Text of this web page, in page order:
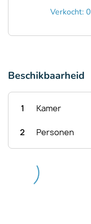
Verkocht: 0
Beschikbaarheid
1 Kamer
2 Personen